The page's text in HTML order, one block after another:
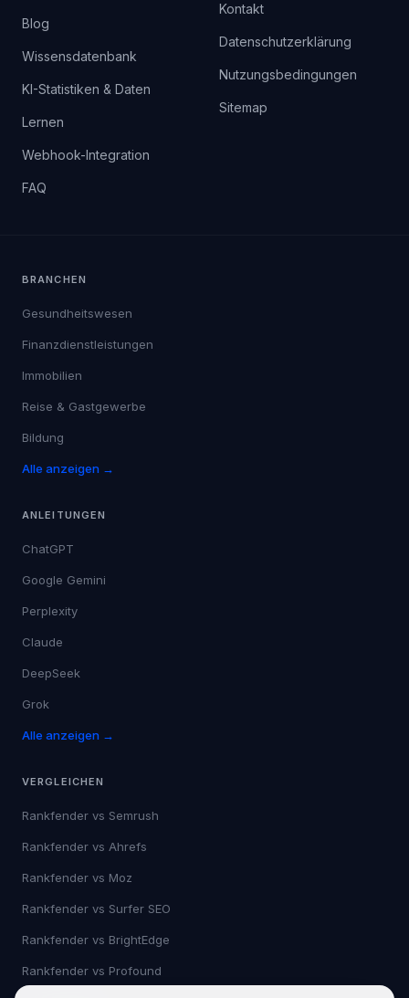
Blog
Wissensdatenbank
KI-Statistiken & Daten
Lernen
Webhook-Integration
FAQ
Kontakt
Datenschutzerklärung
Nutzungsbedingungen
Sitemap
BRANCHEN
Gesundheitswesen
Finanzdienstleistungen
Immobilien
Reise & Gastgewerbe
Bildung
Alle anzeigen →
ANLEITUNGEN
ChatGPT
Google Gemini
Perplexity
Claude
DeepSeek
Grok
Alle anzeigen →
VERGLEICHEN
Rankfender vs Semrush
Rankfender vs Ahrefs
Rankfender vs Moz
Rankfender vs Surfer SEO
Rankfender vs BrightEdge
Rankfender vs Profound